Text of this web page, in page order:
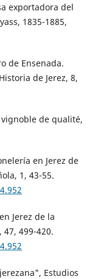
exportadora del
1835-1885,
de Ensenada.
de Jerez, 8,
vignoble de qualité,
en Jerez de
1, 43-55.
Jerez de la
499-420.
Estudios